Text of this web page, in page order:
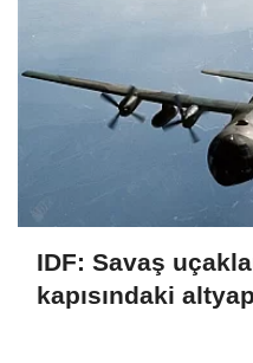
IDF: Savaş
kapısındaki